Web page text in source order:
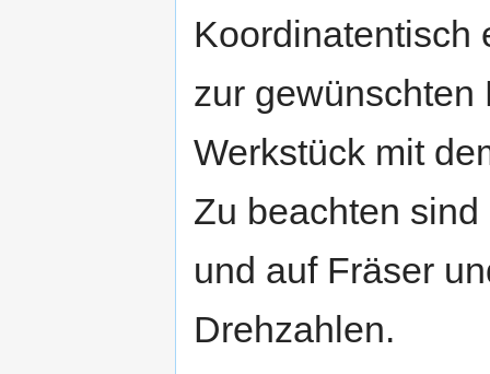
Koordinatentisch
zur gewünschten
Werkstück mit
Zu beachten
und auf Fräser
Drehzahlen.